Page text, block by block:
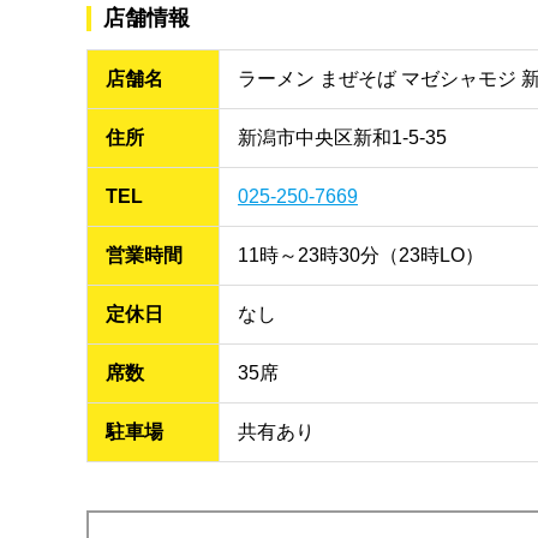
店舗情報
店舗名 ラーメン まぜそば マゼシャモジ
住所 新潟市中央区新和1-5-35
TEL 025-250-7669
営業時間 11時～23時30分（23時LO）
定休日 なし
席数 35席
駐車場 共有あり